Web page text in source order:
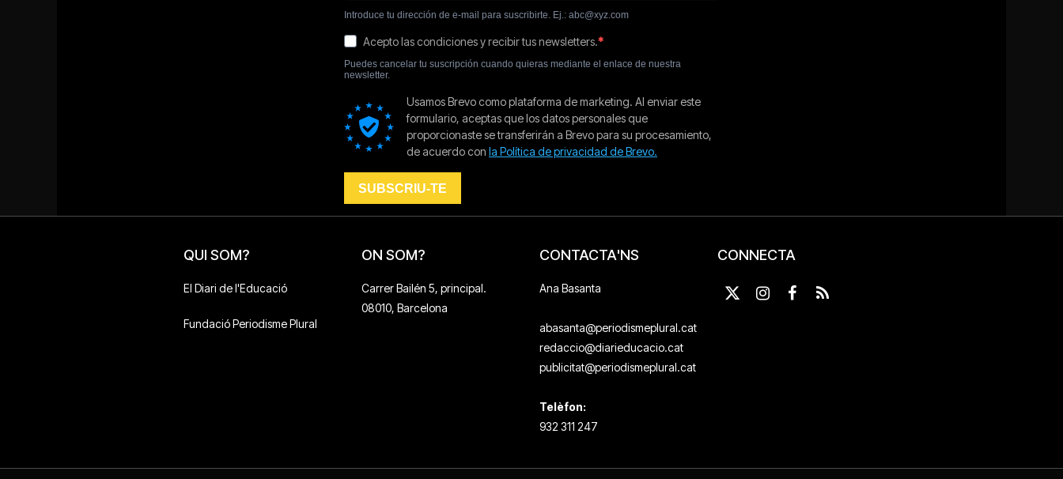
QUI SOM?
El Diari de l'Educació
Fundació Periodisme Plural
ON SOM?
Carrer Bailén 5, principal.
08010, Barcelona
CONTACTA'NS
Ana Basanta
abasanta@periodismeplural.cat
redaccio@diarieducacio.cat
publicitat@periodismeplural.cat
Telèfon:
932 311 247
CONNECTA
X
InstagramFacebook
RSS